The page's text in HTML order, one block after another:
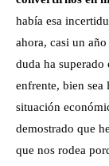
había esa
ahora, casi un
duda ha
enfrente, bien sea
situación
demostrado que
que nos rodea